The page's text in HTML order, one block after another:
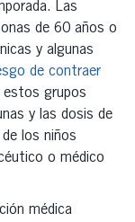
Las
de 60 años o
y algunas
de contraer
estos grupos
y las dosis de
los niños
o médico
médica